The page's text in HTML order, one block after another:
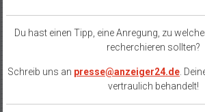
Du hast einen Tipp, eine Anregung, zu
recherchieren sollten?
Schreib uns an presse@anzeiger24.de .
vertraulich behandelt!